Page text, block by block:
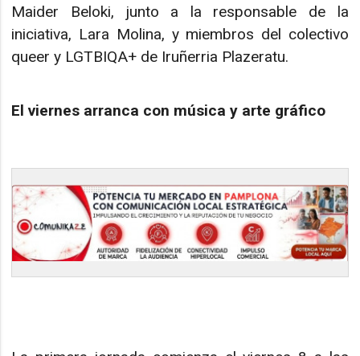
Maider Beloki, junto a la responsable de la
iniciativa, Lara Molina, y miembros del colectivo
queer y LGTBIQA+ de Iruñerria Plazeratu.
El viernes arranca con música y arte gráfico